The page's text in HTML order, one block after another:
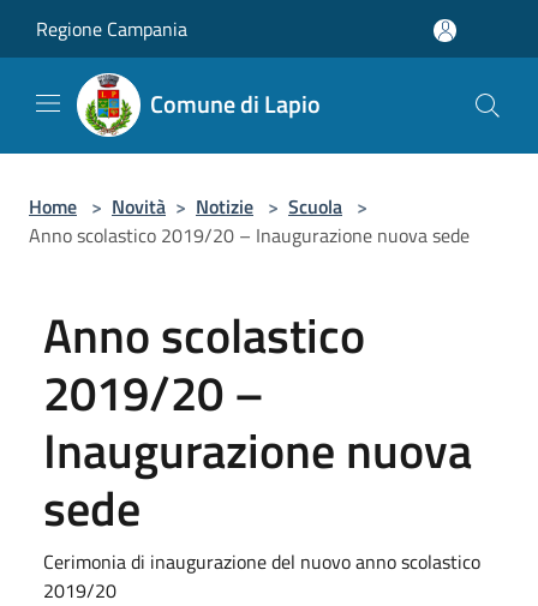
Regione Campania
Comune di Lapio
Home > Novità > Notizie > Scuola >
Anno scolastico 2019/20 – Inaugurazione nuova sede
Anno scolastico
2019/20 –
Inaugurazione nuova
sede
Cerimonia di inaugurazione del nuovo anno scolastico
2019/20